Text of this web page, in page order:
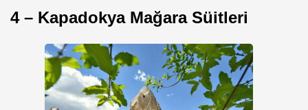
4 – Kapadokya Mağara Süitleri